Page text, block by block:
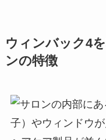
ウィンバック4
ンの特徴